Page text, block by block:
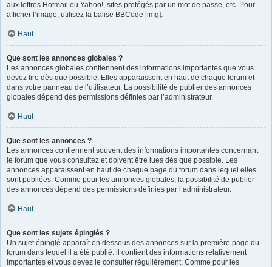
aux lettres Hotmail ou Yahoo!, sites protégés par un mot de passe, etc. Pour
afficher l’image, utilisez la balise BBCode [img].
Haut
Que sont les annonces globales ?
Les annonces globales contiennent des informations importantes que vous
devez lire dès que possible. Elles apparaissent en haut de chaque forum et
dans votre panneau de l’utilisateur. La possibilité de publier des annonces
globales dépend des permissions définies par l’administrateur.
Haut
Que sont les annonces ?
Les annonces contiennent souvent des informations importantes concernant
le forum que vous consultez et doivent être lues dès que possible. Les
annonces apparaissent en haut de chaque page du forum dans lequel elles
sont publiées. Comme pour les annonces globales, la possibilité de publier
des annonces dépend des permissions définies par l’administrateur.
Haut
Que sont les sujets épinglés ?
Un sujet épinglé apparaît en dessous des annonces sur la première page du
forum dans lequel il a été publié. il contient des informations relativement
importantes et vous devez le consulter régulièrement. Comme pour les